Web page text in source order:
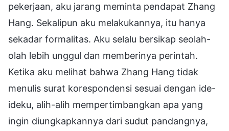
pekerjaan, aku jarang meminta pendapat Zhang
Hang. Sekalipun aku melakukannya, itu hanya
sekadar formalitas. Aku selalu bersikap seolah-
olah lebih unggul dan memberinya perintah.
Ketika aku melihat bahwa Zhang Hang tidak
menulis surat korespondensi sesuai dengan ide-
ideku, alih-alih mempertimbangkan apa yang
ingin diungkapkannya dari sudut pandangnya,